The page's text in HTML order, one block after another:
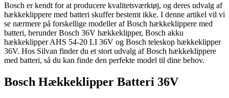
Bosch er kendt for at producere kvalitetsværktøj, og deres udvalg af
hækkeklippere med batteri skuffer bestemt ikke. I denne artikel vil vi
se nærmere på forskellige modeller af Bosch hækkeklippere med
batteri, herunder Bosch 36V hækkeklipper, Bosch akku
hækkeklipper AHS 54-20 LI 36V og Bosch teleskop hækkeklipper
36V. Hos Silvan finder du et stort udvalg af Bosch hækkeklippere
med batteri, så du kan finde den perfekte model til dine behov.
Bosch Hækkeklipper Batteri 36V